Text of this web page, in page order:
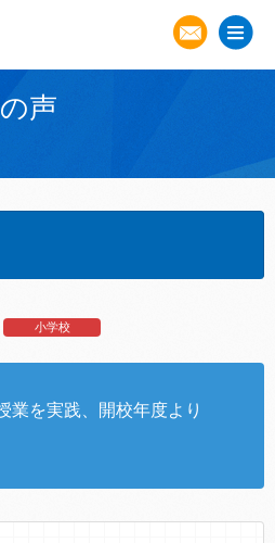
声
小学校
業を実践、開校年度より